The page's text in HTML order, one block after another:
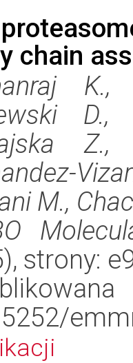
chain
K.,
D.,
Z.,
M.,
strony: